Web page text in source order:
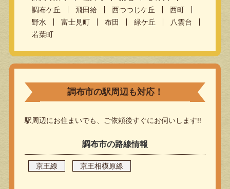
調布ケ丘
飛田給 西つつじケ丘
西町
野水
富士見町 布田 緑ケ丘
八雲台
若葉町
調布市の駅周辺も対応！
駅周辺にお住まいでも、ご依頼後すぐにお伺いします!!
調布市の路線情報
京王線 京王相模原線